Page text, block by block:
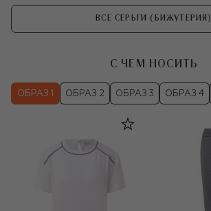
ВСЕ СЕРЬГИ (БИЖУТЕРИЯ)
С ЧЕМ НОСИТЬ
ОБРАЗ 1 ОБРАЗ 2 ОБРАЗ 3 ОБРАЗ 4